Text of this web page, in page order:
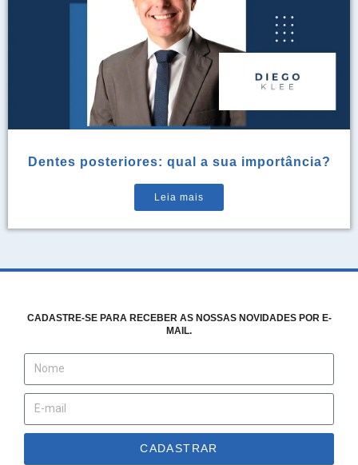
Dentes posteriores: qual a sua importância?
Leia mais
CADASTRE-SE PARA RECEBER AS NOSSAS NOVIDADES POR E-
MAIL.
CADASTRAR